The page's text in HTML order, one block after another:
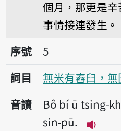
個月，那更是
事情接連發生。
序號5無米有舂臼，無囝
序號
5
詞目
無米有舂臼，無
音讀
Bô bí ū tsing-
sin-pū.